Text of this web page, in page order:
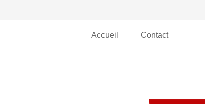
Accueil Contact